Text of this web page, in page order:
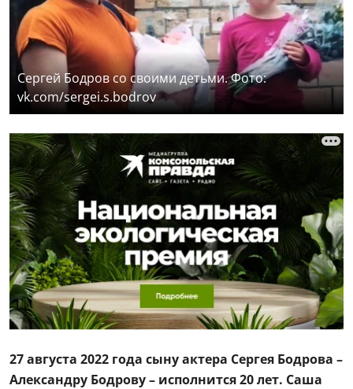
Сергей Бодров со своими детьми. Фото:
vk.com/sergei.s.bodrov
27 августа 2022 года сыну актера Сергея Бодрова –
Александру Бодрову – исполнится 20 лет. Саша